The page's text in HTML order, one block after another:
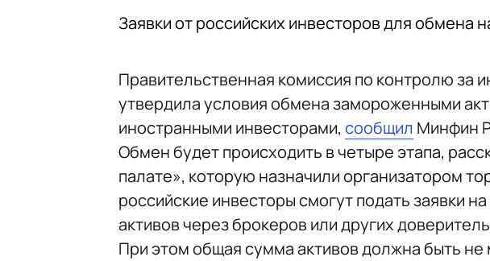
Заявки от российских инвесторов для обмена
Правительственная комиссия по контролю за
утвердила условия обмена замороженными
иностранными инвесторами, сообщил Минфин
Обмен будет происходить в четыре этапа,
палате», которую назначили организатором
российские инвесторы смогут подать заявки
активов через брокеров или других
При этом общая сумма активов должна быть не